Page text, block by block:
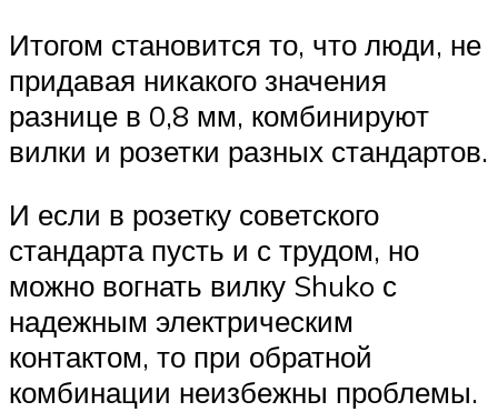
Итогом становится то, что люди, не
придавая никакого значения
разнице в 0,8 мм, комбинируют
вилки и розетки разных стандартов.
И если в розетку советского
стандарта пусть и с трудом, но
можно вогнать вилку Shuko с
надежным электрическим
контактом, то при обратной
комбинации неизбежны проблемы.